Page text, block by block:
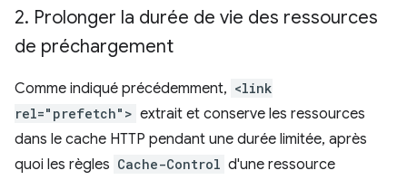
2. Prolonger la durée de vie des ressources
de préchargement
Comme indiqué précédemment, <link
rel="prefetch"> extrait et conserve les ressources
dans le cache HTTP pendant une durée limitée, après
quoi les règles Cache-Control d'une ressource